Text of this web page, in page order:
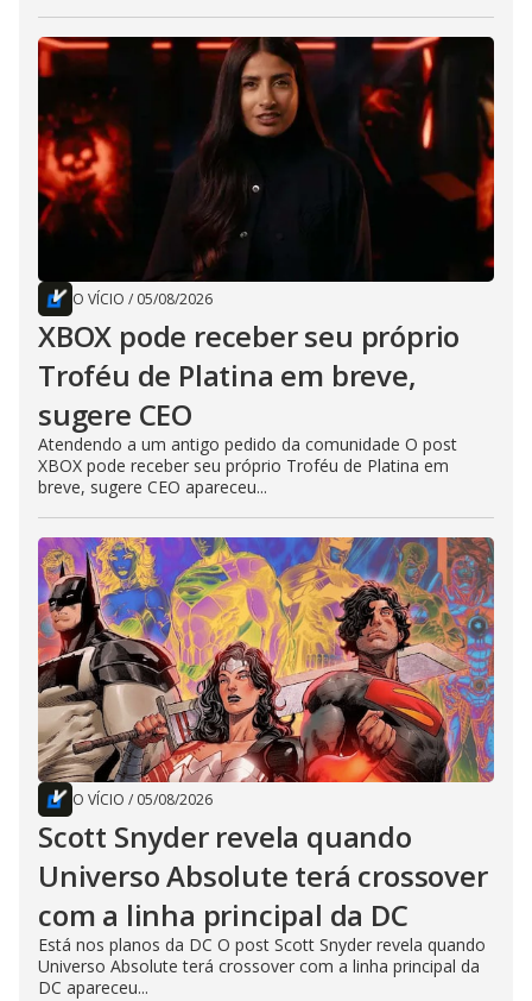
O VÍCIO / 05/08/2026
XBOX pode receber seu próprio
Troféu de Platina em breve,
sugere CEO
Atendendo a um antigo pedido da comunidade O post
XBOX pode receber seu próprio Troféu de Platina em
breve, sugere CEO apareceu...
O VÍCIO / 05/08/2026
Scott Snyder revela quando
Universo Absolute terá crossover
com a linha principal da DC
Está nos planos da DC O post Scott Snyder revela quando
Universo Absolute terá crossover com a linha principal da
DC apareceu...